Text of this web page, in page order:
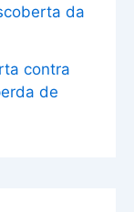
da
contra
de